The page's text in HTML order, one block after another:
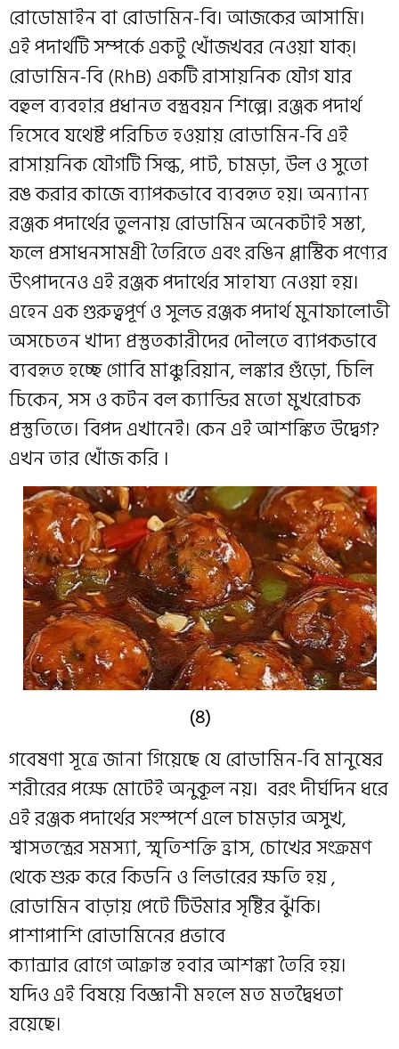
রোডোমাইন বা রোডামিন-বি। আজকের আসামি।
এই পদার্থটি সম্পর্কে একটু খোঁজখবর নেওয়া যাক্।
রোডামিন-বি (RhB) একটি রাসায়নিক যৌগ যার
বহুল ব্যবহার প্রধানত বস্ত্রবয়ন শিল্পে। রঞ্জক পদার্থ
হিসেবে যথেষ্ট পরিচিত হ‌ওয়ায় রোডামিন-বি এই
রাসায়নিক যৌগটি সিল্ক, পাট, চামড়া, উল‌ ও সুতো
রঙ করার কাজে ব্যাপকভাবে ব্যবহৃত হয়। অন্যান্য
রঞ্জক পদার্থের তুলনায় রোডামিন অনেকটাই সস্তা,
ফলে প্রসাধনসামগ্রী তৈরিতে এবং রঙিন প্লাস্টিক পণ্যের
উৎপাদনেও এই রঞ্জক পদার্থের সাহায্য নেওয়া হয়।
এহেন এক গুরুত্বপূর্ণ ও সুলভ রঞ্জক পদার্থ মুনাফালোভী
অসচেতন খাদ্য প্রস্তুতকারীদের দৌলতে ব্যাপকভাবে
ব্যবহৃত হচ্ছে গোবি মাঞ্চুরিয়ান, লঙ্কার গুঁড়ো, চিলি
চিকেন, সস ও কটন বল ক্যান্ডির মতো মুখরোচক
প্রস্তুতিতে। বিপদ এখানেই। কেন এই আশঙ্কিত উদ্বেগ?
এখন তার খোঁজ করি ।
(৪)
গবেষণা সূত্রে জানা গিয়েছে যে রোডামিন-বি মানুষের
শরীরের পক্ষে মোটেই অনুকূল নয়। বরং দীর্ঘদিন ধরে
এই রঞ্জক পদার্থের সংস্পর্শে এলে চামড়ার অসুখ,
শ্বাসতন্ত্রের সমস্যা, স্মৃতিশক্তি হ্রাস, চোখের সংক্রমণ
থেকে শুরু করে কিডনি ও লিভারের ক্ষতি হয় ‌,
রোডামিন বাড়ায় পেটে টিউমার সৃষ্টির ঝুঁকি।
পাশাপাশি রোডামিনের প্রভাবে
ক্যান্সার রোগে আক্রান্ত হবার আশঙ্কা তৈরি হয়।
যদিও এই বিষয়ে বিজ্ঞানী মহলে মত মতদ্বৈধতা
রয়েছে।